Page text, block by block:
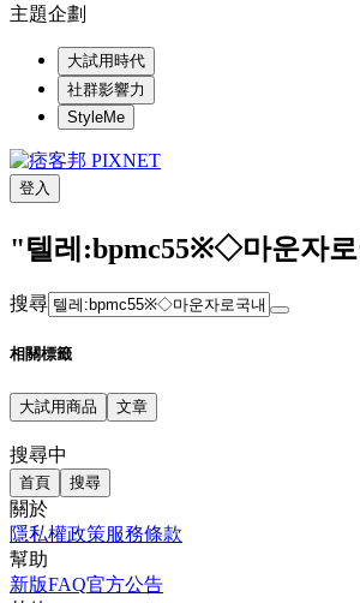
主題企劃
大試用時代
社群影響力
StyleMe
登入
"텔레:bpmc55※◇마운자
搜尋
相關標籤
大試用商品 文章
搜尋中
首頁 搜尋
關於
隱私權政策服務條款
幫助
新版FAQ官方公告